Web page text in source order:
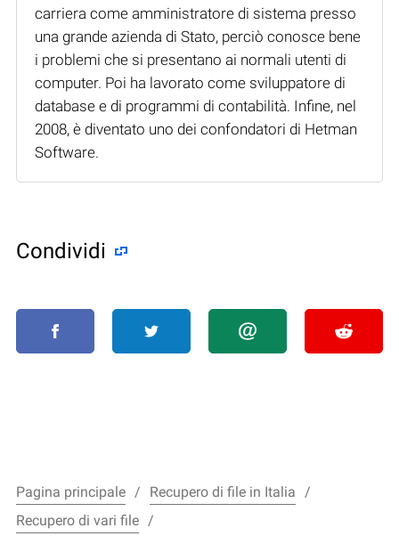
carriera come amministratore di sistema presso
una grande azienda di Stato, perciò conosce bene
i problemi che si presentano ai normali utenti di
computer. Poi ha lavorato come sviluppatore di
database e di programmi di contabilità. Infine, nel
2008, è diventato uno dei confondatori di Hetman
Software.
Condividi
Pagina principale
Recupero di file in Italia
Recupero di vari file